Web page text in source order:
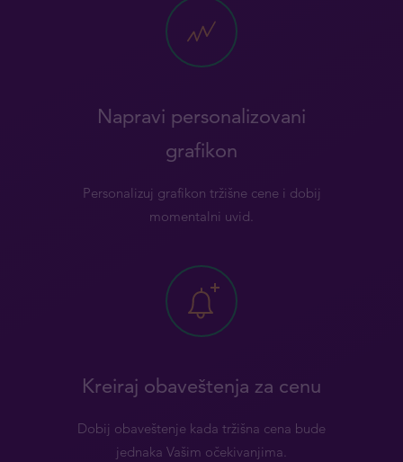
Napravi personalizovani
grafikon
Personalizuj grafikon tržišne cene i dobij
momentalni uvid.
Kreiraj obaveštenja za cenu
Dobij obaveštenje kada tržišna cena bude
jednaka Vašim očekivanjima.